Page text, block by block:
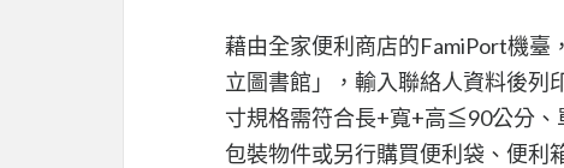
藉由全家便利商店的FamiPort機臺
立圖書館」，輸入聯絡人資料後列
寸規格需符合長+寬+高≦90公分
包裝物件或另行購買便利袋、便利